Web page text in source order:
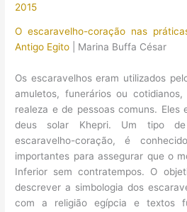
2015
O escaravelho-coração nas
Antigo Egito
| Marina Buffa César
Os escaravelhos eram utilizados
amuletos, funerários ou
realeza e de pessoas comuns. Eles
deus solar Khepri. Um tipo
escaravelho-coração, é
importantes para assegurar que o
Inferior sem contratempos. O
descrever a simbologia dos
com a religião egípcia e textos